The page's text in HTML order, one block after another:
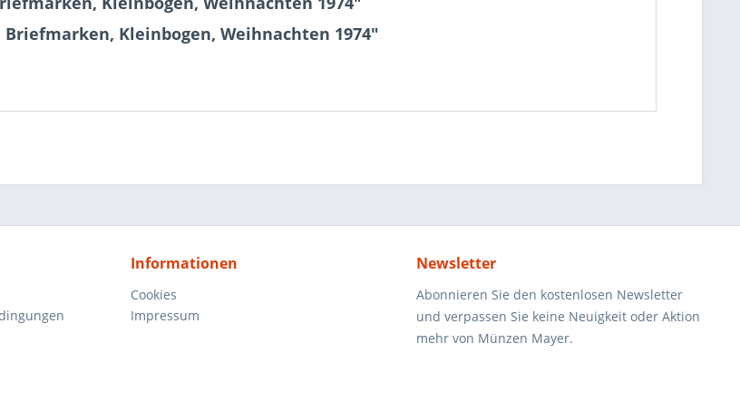
Kleinbogen, Weihnachten 1974"
Informationen
Cookies
Impressum
Newsletter
Abonnieren Sie den kostenlosen Newsletter
und verpassen Sie keine Neuigkeit oder Aktion
mehr von Münzen Mayer.